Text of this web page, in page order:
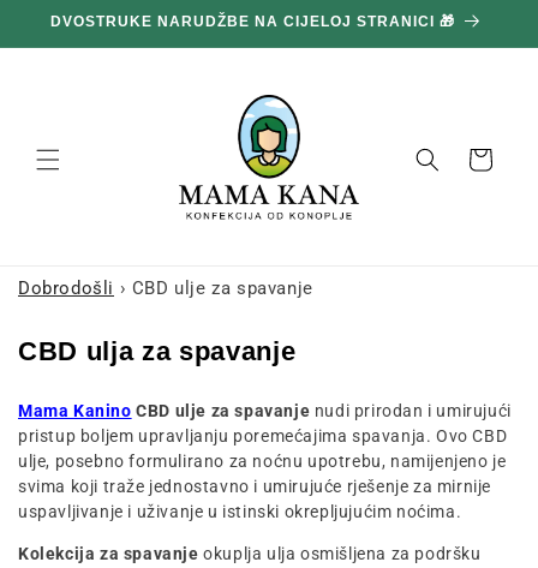
na
sadržaj
DVOSTRUKE NARUDŽBE NA CIJELOJ STRANICI 🎁
Košara
Dobrodošli › CBD ulje za spavanje
K
l
e
k
c
i
CBD ulja za spavanje
Mama Kanino CBD ulje za spavanje nudi prirodan i umirujući
pristup boljem upravljanju poremećajima spavanja. Ovo CBD
ulje, posebno formulirano za noćnu upotrebu, namijenjeno je
svima koji traže jednostavno i umirujuće rješenje za mirnije
uspavljivanje i uživanje u istinski okrepljujućim noćima.
Kolekcija za spavanje okuplja ulja osmišljena za podršku